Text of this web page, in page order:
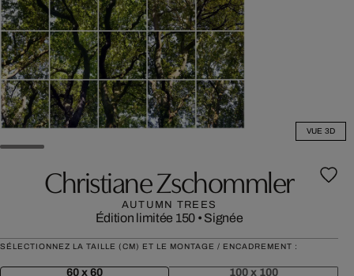
VUE 3D
Christiane Zschommler
AUTUMN TREES
Édition limitée 150 • Signée
SÉLECTIONNEZ LA TAILLE (CM) ET LE MONTAGE / ENCADREMENT :
60 x 60 100 x 100